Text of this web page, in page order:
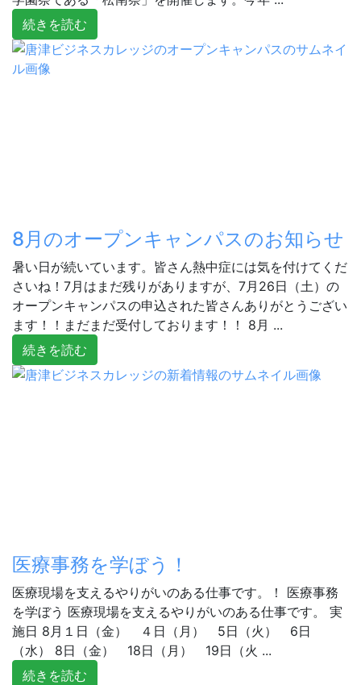
続きを読む
8月のオープンキャンパスのお知らせ
暑い日が続いています。皆さん熱中症には気を付けてくだ
さいね！7月はまだ残りがありますが、7月26日（土）の
オープンキャンパスの申込された皆さんありがとうござい
ます！！まだまだ受付しております！！ 8月 ...
続きを読む
医療事務を学ぼう！
医療現場を支えるやりがいのある仕事です。！ 医療事務
を学ぼう 医療現場を支えるやりがいのある仕事です。 実
施日 8月１日（金） ４日（月） 5日（火） 6日
（水） 8日（金） 18日（月） 19日（火 ...
続きを読む